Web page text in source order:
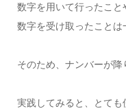
数字を用いて行ったこと
数字を受け取ったことは
そのため、ナンバーが降
実践してみると、とても